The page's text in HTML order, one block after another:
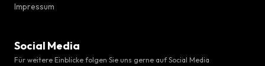
Impressum
Social Media
Für weitere Einblicke folgen Sie uns gerne auf Social Media